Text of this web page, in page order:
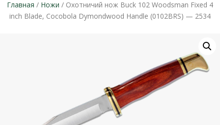
Главная / Ножи / Охотничий нож Buck 102 Woodsman Fixed 4
inch Blade, Cocobola Dymondwood Handle (0102BRS) — 2534